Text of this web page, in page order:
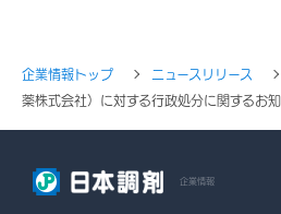
企業情報トップ ニュースリリース
薬株式会社）に対する行政処分に関するお
企業情報